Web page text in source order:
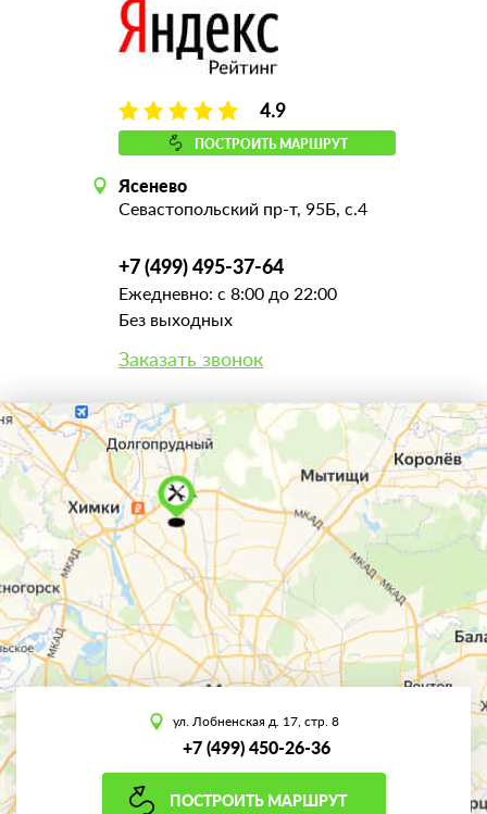
4.9
ПОСТРОИТЬ МАРШРУТ
Ясенево
Севастопольский пр-т, 95Б, с.4
+7 (499) 495-37-64
Ежедневно: с 8:00 до 22:00
Без выходных
Заказать звонок
ул. Лобненская д. 17, стр. 8
+7 (499) 450-26-36
ПОСТРОИТЬ МАРШРУТ